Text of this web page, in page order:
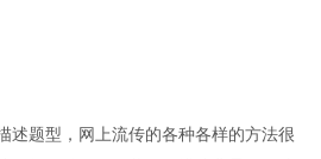
述题型，网上流传的各种各样的方法很